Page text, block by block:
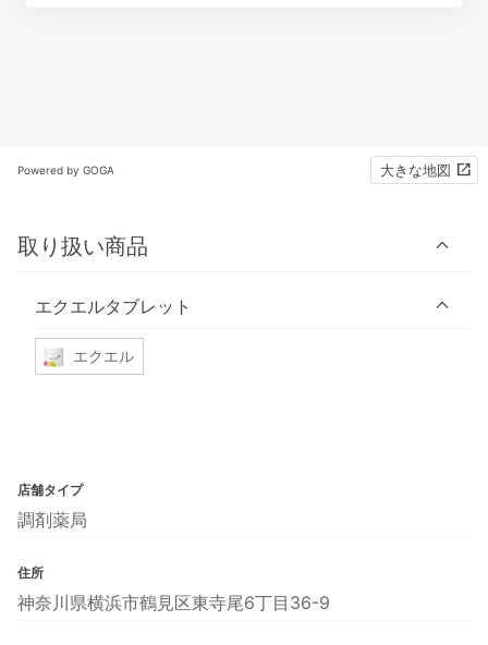
Powered by GOGA 大きな地図
取り扱い商品
エクエルタブレット
エクエル
店舗タイプ
調剤薬局
住所
神奈川県横浜市鶴見区東寺尾6丁目36-9